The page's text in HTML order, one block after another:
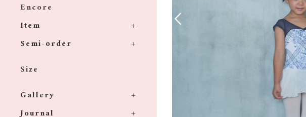
Encore
Item
Semi-order
Size
Gallery
Journal